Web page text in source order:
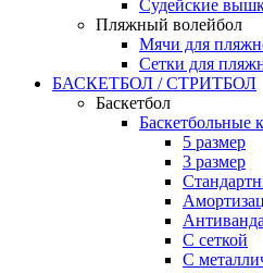
Судейские
Пляжный волейбол
Мячи для
Сетки для
БАСКЕТБОЛ / СТРИТБОЛ
Баскетбол
Баскетбольные
5 размер
3 размер
С сеткой
С